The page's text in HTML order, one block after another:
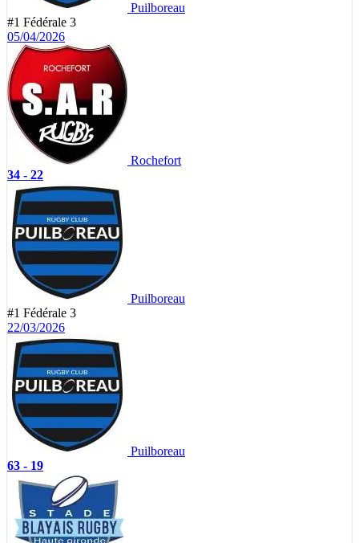
Puilboreau
#1 Fédérale 3
05/04/2026
Rochefort
34 - 22
Puilboreau
#1 Fédérale 3
22/03/2026
Puilboreau
63 - 19